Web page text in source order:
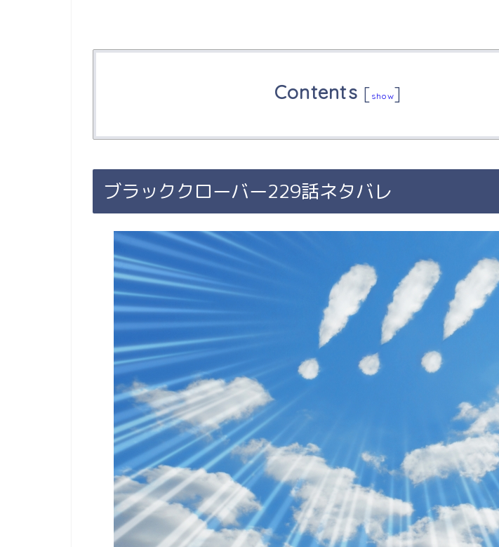
Contents [ show]
ブラッククローバー229話ネタバレ